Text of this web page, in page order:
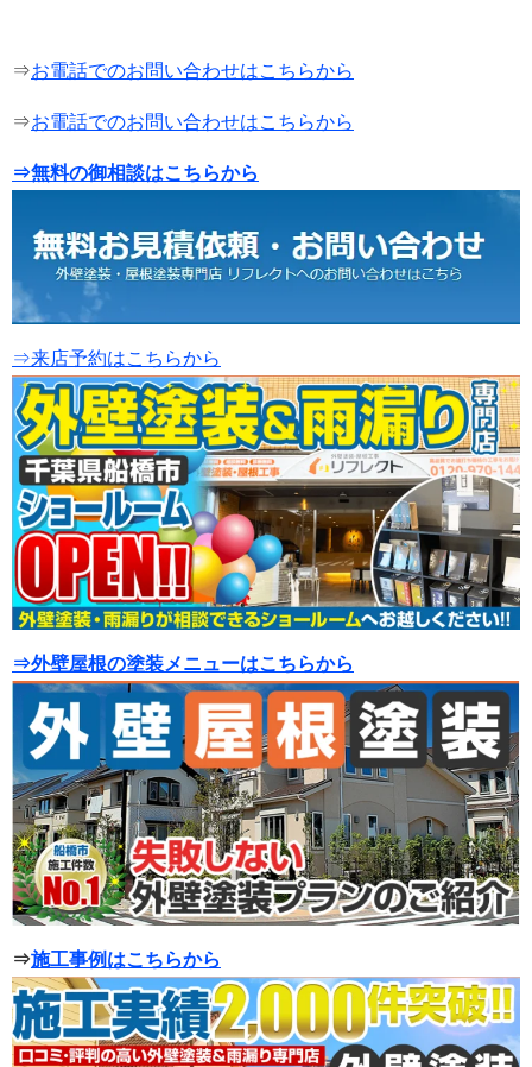
⇒お電話でのお問い合わせはこちらから
⇒お電話でのお問い合わせはこちらから
⇒無料の御相談はこちらから
⇒来店予約はこちらから
⇒外壁屋根の塗装メニューはこちらから
⇒施工事例はこちらから